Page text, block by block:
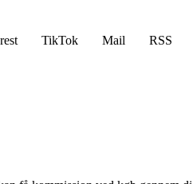
TikTok Mail
RSS